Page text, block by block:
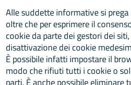
Alle suddette informative si
oltre che per esprimere il
cookie da parte dei gestori dei
disattivazione dei cookie
È possibile infatti impostare il
modo che rifiuti tutti i cookie o
parti. È anche possibile eliminare